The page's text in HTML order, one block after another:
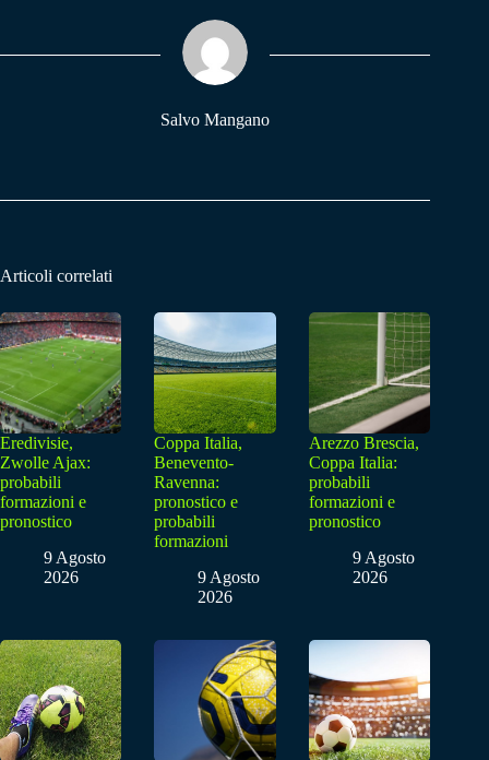
pp m
Salvo Mangano
Articoli correlati
Eredivisie,
Zwolle Ajax:
probabili
formazioni e
pronostico
9 Agosto
2026
Coppa Italia,
Benevento-
Ravenna:
pronostico e
probabili
formazioni
9 Agosto
2026
Arezzo Brescia,
Coppa Italia:
probabili
formazioni e
pronostico
9 Agosto
2026